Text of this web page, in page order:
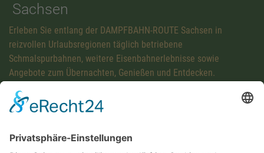
Sachsen
Erleben Sie entlang der DAMPFBAHN-ROUTE Sachsen in
reizvollen Urlaubsregionen täglich betriebene
Schmalspurbahnen, weitere Eisenbahnerlebnisse sowie
Angebote zum Übernachten, Genießen und Entdecken.